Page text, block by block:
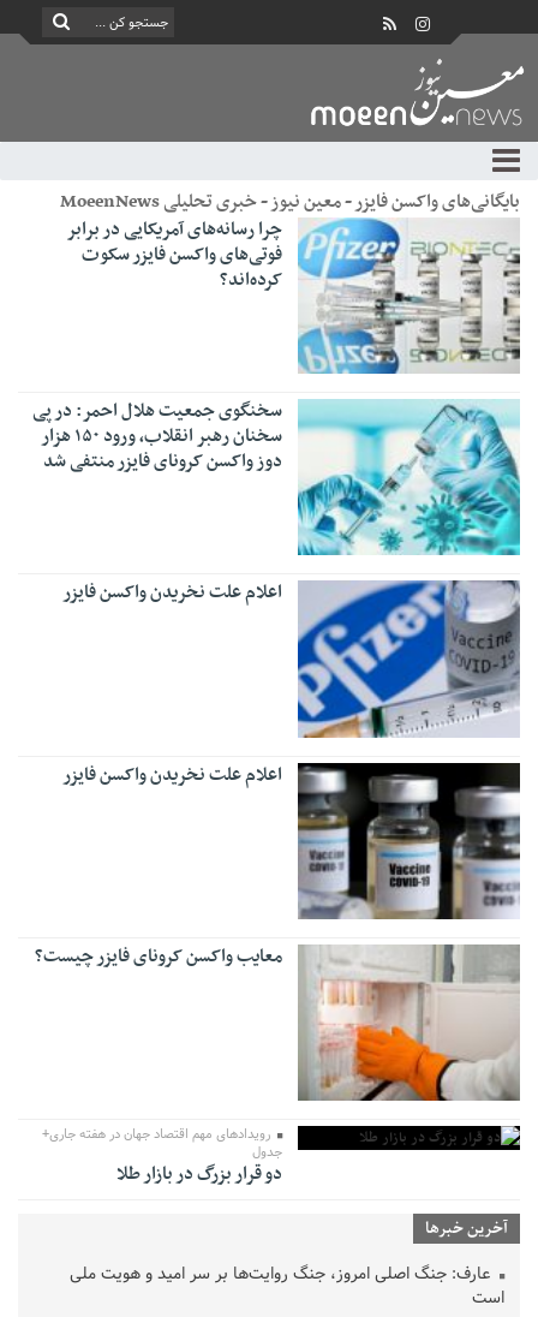
بایگانی‌های واکسن فایزر - معین نیوز - خبری تحلیلی MoeenNews
چرا رسانه‌های آمریکایی در برابر
فوتی‌های واکسن فایزر سکوت
کرده‌اند؟
سخنگوی جمعیت هلال احمر: در پی
سخنان رهبر انقلاب، ورود ۱۵۰ هزار
دوز واکسن کرونای فایزر منتفی شد
اعلام علت نخریدن واکسن فایزر
اعلام علت نخریدن واکسن فایزر
معایب واکسن کرونای فایزر چیست؟
رویداد‌های مهم اقتصاد جهان در هفته جاری+
جدول
دو قرار بزرگ در بازار طلا
آخرین خبرها
عارف: جنگ اصلی امروز، جنگ روایت‌ها بر سر امید و هویت ملی
است